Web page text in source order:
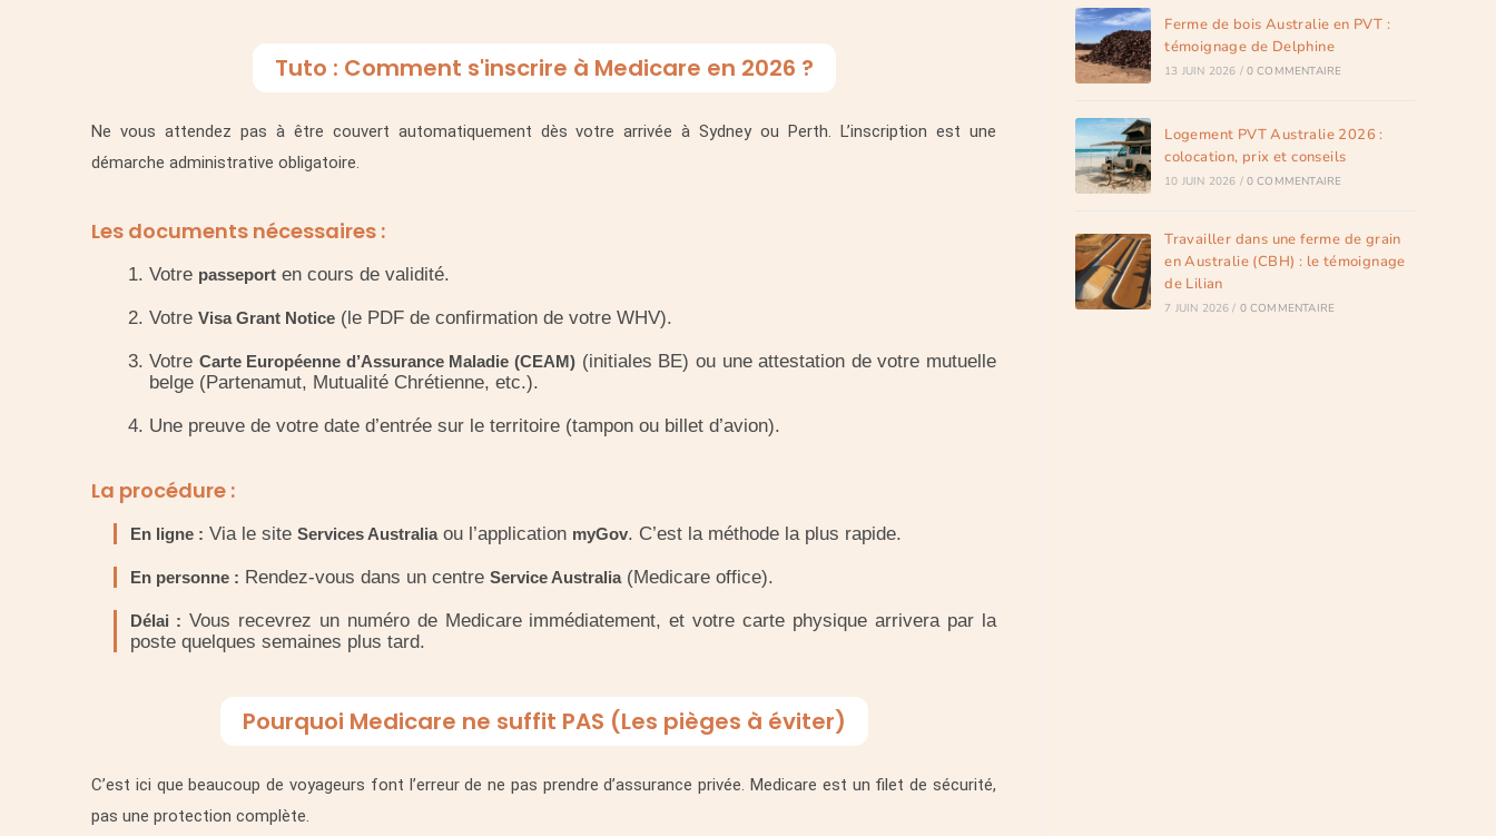
Tuto : Comment s'inscrire à Medicare en 2026 ?
Ne vous attendez pas à être couvert automatiquement dès votre arrivée à Sydney ou Perth. L’inscription est une
démarche administrative obligatoire.
Les documents nécessaires :
Votre passeport en cours de validité.
Votre Visa Grant Notice (le PDF de confirmation de votre WHV).
Votre Carte Européenne d’Assurance Maladie (CEAM) (initiales BE) ou une attestation de votre mutuelle
belge (Partenamut, Mutualité Chrétienne, etc.).
Une preuve de votre date d’entrée sur le territoire (tampon ou billet d’avion).
La procédure :
En ligne : Via le site Services Australiaou l’application myGov. C’est la méthode la plus rapide.
En personne : Rendez-vous dans un centre Service Australia(Medicare office).
Délai : Vous recevrez un numéro de Medicare immédiatement, et votre carte physique arrivera par la
poste quelques semaines plus tard.
Pourquoi Medicare ne suffit PAS (Les pièges à éviter)
C’est ici que beaucoup de voyageurs font l’erreur de ne pas prendre d’assurance privée. Medicare est un filet de sécurité,
pas une protection complète.
Ferme de bois Australie en PVT :
témoignage de Delphine
13 JUIN 2026 / 0 COMMENTAIRE
Logement PVT Australie 2026 :
colocation, prix et conseils
10 JUIN 2026 / 0 COMMENTAIRE
Travailler dans une ferme de grain
en Australie (CBH) : le témoignage
de Lilian
7 JUIN 2026 / 0 COMMENTAIRE